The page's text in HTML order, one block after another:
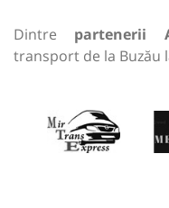
Dintre partenerii
transport de la Buzău